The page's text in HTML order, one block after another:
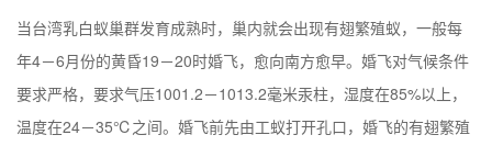
当台湾乳白蚁巢群发育成熟时，巢内就会出现有翅繁殖蚁，一般每
年4－6月份的黄昏19－20时婚飞，愈向南方愈早。婚飞对气候条件
要求严格，要求气压1001.2－1013.2毫米汞柱，湿度在85%以上，
温度在24－35℃之间。婚飞前先由工蚁打开孔口，婚飞的有翅繁殖